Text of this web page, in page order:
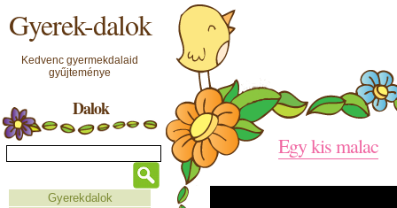
Gyerek-dalok
Kedvenc gyermekdalaid
gyűjteménye
Dalok
Gyerekdalok
Egy kis malac